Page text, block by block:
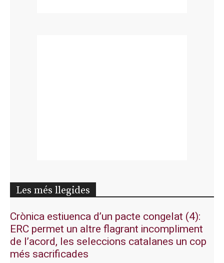
Les més llegides
Crònica estiuenca d’un pacte congelat (4):
ERC permet un altre flagrant incompliment
de l’acord, les seleccions catalanes un cop
més sacrificades